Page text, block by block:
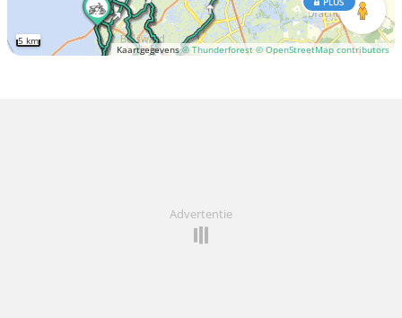
Kaartgegevens© Thunderforest © OpenStreetMap contributors
5 km
Advertentie